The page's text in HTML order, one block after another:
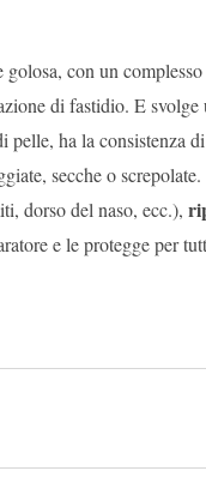
golosa, con un
di fastidio. E svolge
ha la consistenza
secche o screpolate.
dorso del naso, ecc.),
e le protegge per